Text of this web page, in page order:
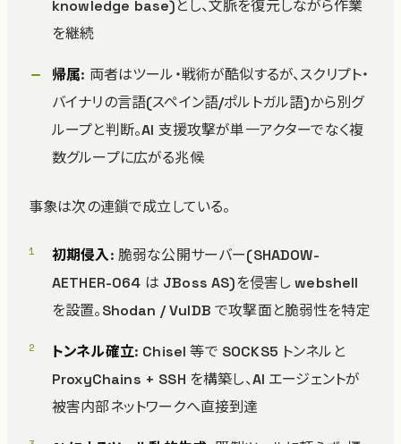
knowledge base)とし、文脈を復元しながら作業
を継続
帰属: 両者はツール・戦術が酷似するが、スクリプト・
バイナリの言語(スペイン語/ポルトガル語)から別グ
ループと判断。AI 支援攻撃が単一アクターでなく複
数グループに広がる兆候
事象は次の連鎖で成立している。
初期侵入: 脆弱な公開サーバー(SHADOW-
AETHER-064 は JBoss AS)を侵害し webshell
を設置。Shodan / VulDB で攻撃面と脆弱性を特定
トンネル確立: Chisel 等で SOCKS5 トンネルと
ProxyChains + SSH を構築し、AI エージェントが
被害内部ネットワークへ直接到達